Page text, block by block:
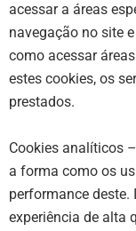
acessar a áreas
navegação no site
como acessar
estes cookies, os
prestados.
Cookies analíticos
a forma como os
performance deste.
experiência de alta